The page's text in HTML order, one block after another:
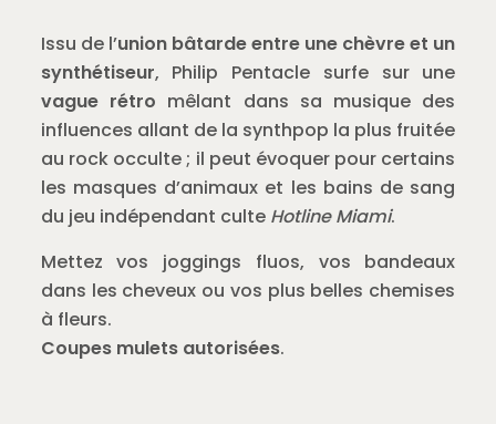
Issu de l’union bâtarde entre une chèvre et un
synthétiseur, Philip Pentacle surfe sur une
vague rétro mêlant dans sa musique des
influences allant de la synthpop la plus fruitée
au rock occulte ; il peut évoquer pour certains
les masques d’animaux et les bains de sang
du jeu indépendant culte Hotline Miami.
Mettez vos joggings fluos, vos bandeaux
dans les cheveux ou vos plus belles chemises
à fleurs.
Coupes mulets autorisées.